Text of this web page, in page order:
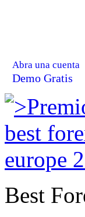
Abra una cuenta
Demo Gratis
Best